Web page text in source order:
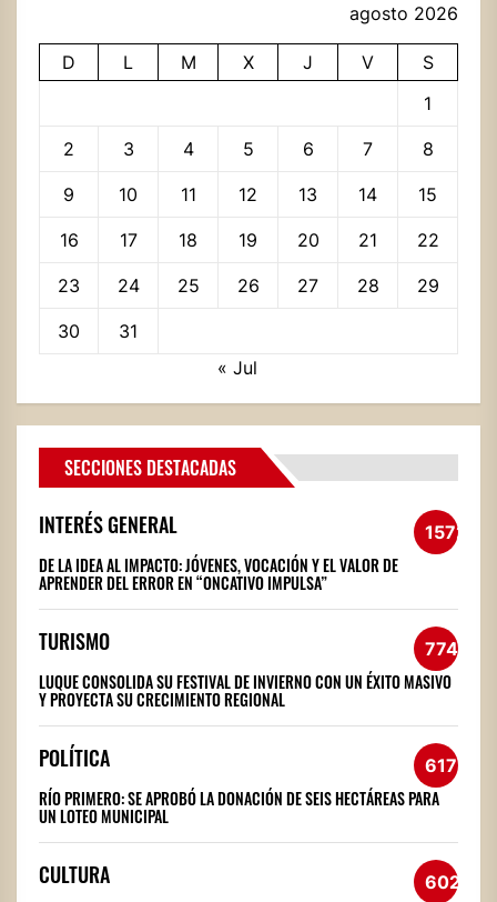
agosto 2026
D L M X J V
S
1
2 3 4 5 6 7 8
9 10 11 12 13 14 15
16 17 18 19 20 21 22
23 24 25 26 27 28 29
30
31
« Jul
SECCIONES DESTACADAS
INTERÉS GENERAL 1572
DE LA IDEA AL IMPACTO: JÓVENES, VOCACIÓN Y EL VALOR DE
APRENDER DEL ERROR EN “ONCATIVO IMPULSA”
TURISMO 774
LUQUE CONSOLIDA SU FESTIVAL DE INVIERNO CON UN ÉXITO MASIVO
Y PROYECTA SU CRECIMIENTO REGIONAL
POLÍTICA 617
RÍO PRIMERO: SE APROBÓ LA DONACIÓN DE SEIS HECTÁREAS PARA
UN LOTEO MUNICIPAL
CULTURA 602